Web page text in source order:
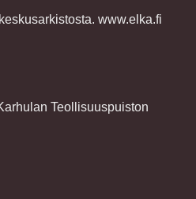
www.elka.fi
Teollisuuspuiston